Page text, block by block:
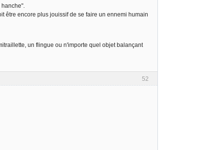
hanche".
être encore plus jouissif de se faire un ennemi humain
un flingue ou n'importe quel objet balançant
52